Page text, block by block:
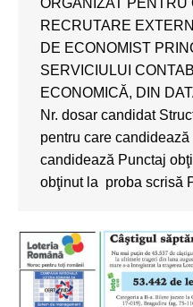
RECRUTARE
DE ECONOMIST
SERVICIULUI
ECONOMICĂ, DIN
Nr. dosar candidat
pentru care
candidează Punctaj
obţinut la proba scrisă